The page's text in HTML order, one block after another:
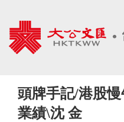
頭牌手記/港股
業績\沈 金